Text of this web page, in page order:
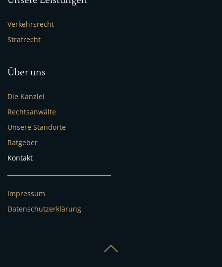
Verkehrsrecht
Strafrecht
Über uns
Die Kanzlei
Rechtsanwälte
Unsere Standorte
Ratgeber
Kontakt
Impressum
Datenschutzerklärung